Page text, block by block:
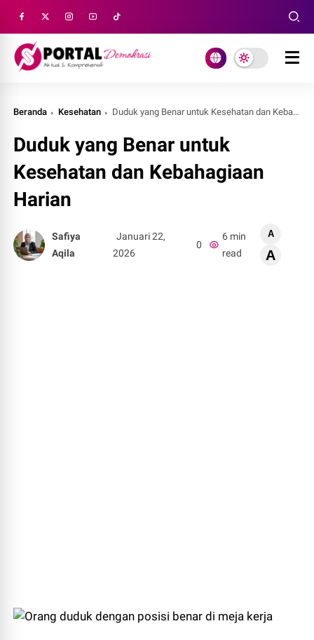
Beranda Kesehatan Duduk yang Benar untuk Kesehatan dan Kebahagiaan Harian
Duduk yang Benar untuk
Kesehatan dan Kebahagiaan
Harian
Safiya
Aqila
Januari 22,
2026
0
6 min
read
A
A